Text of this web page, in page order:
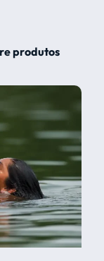
produtos